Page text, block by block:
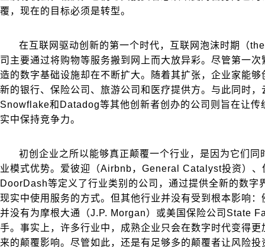
覆，现在的目标必须是转型。
在互联网驱动创新的第一个时代，互联网泡沫时期（
司主要通过将购物等服务搬到网上而大放异彩。尽管第一
造的数字基础设施却在不断扩大。随着其扩张，企业家能
新的银行、保险公司、旅游公司和医疗提供方。与此同时，
Snowflake和Datadog等其他创新者创办的公司则旨在让传
实中保持竞争力。
初创企业之所以能够真正颠覆一个行业，是因为它们同
业模式优势。爱彼迎（Airbnb，General Catalyst投资）、
DoorDash等定义了行业类别的公司，通过提供全新的数字
现实中使用服务的方式。但其他行业并没有受到根本影响
并没有为摩根大通（J.P. Morgan）或美国保险公司State
手。事实上，许多行业中，成熟企业只会在数字时代变得
来的颠覆影响。尽管如此，还是有足够多的颠覆者让风险